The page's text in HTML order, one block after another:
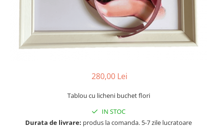
280,00 Lei
Tablou cu licheni buchet flori
IN STOC
Durata de livrare: produs la comanda. 5-7 zile lucratoare